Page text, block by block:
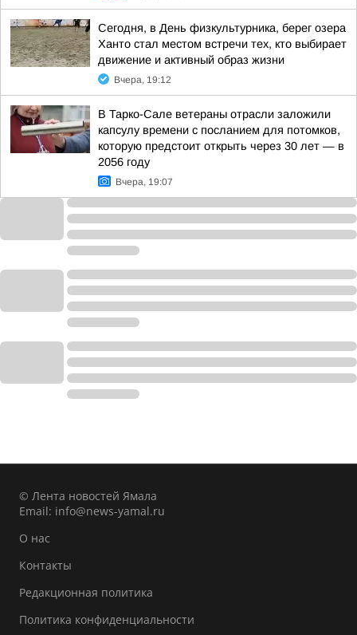
Сегодня, в День физкультурника, берег озера
Ханто стал местом встречи тех, кто выбирает
движение и активный образ жизни
Вчера, 19:12
В Тарко-Сале ветераны отрасли заложили
капсулу времени с посланием для потомков,
которую предстоит открыть через 30 лет — в
2056 году
Вчера, 19:07
© Лента новостей Ямала
Email: info@news-yamal.ru
О нас
Контакты
Редакционная политика
Политика конфиденциальности